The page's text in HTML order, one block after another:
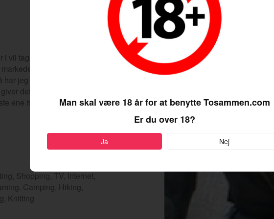
vil tage godt imod mig! Jeg
Efter en uheldig
jeg ikke den største tiltro
det et sidste skud, og
ene her inde
Shopping, TV, Internet,
Camping, Hiking,
Knitting
Man skal være 18 år for at benytte Tosammen.com
Er du over 18?
Ja Nej